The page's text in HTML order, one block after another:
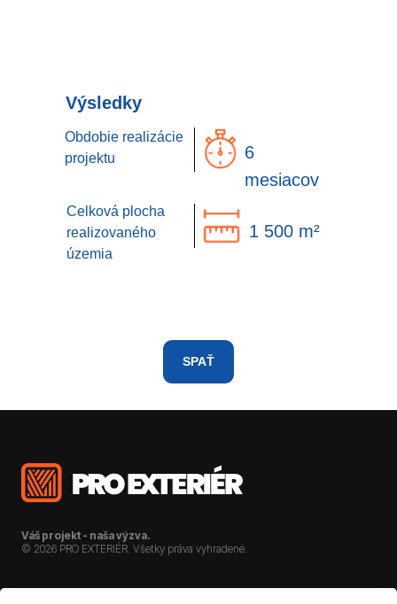
Výsledky
6
mesiacov
Obdobie realizácie
projektu
1 500 m²
Celková plocha
realizovaného
územia
SPAŤ
Váš projekt - naša výzva.
© 2026 PRO EXTERIÉR. Všetky práva vyhradené.